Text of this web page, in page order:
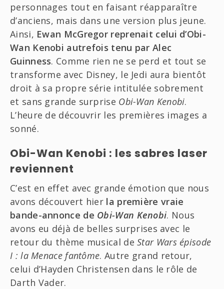
personnages tout en faisant réapparaître
d’anciens, mais dans une version plus jeune.
Ainsi, Ewan McGregor reprenait celui d’Obi-
Wan Kenobi autrefois tenu par Alec
Guinness. Comme rien ne se perd et tout se
transforme avec Disney, le Jedi aura bientôt
droit à sa propre série intitulée sobrement
et sans grande surprise Obi-Wan Kenobi.
L’heure de découvrir les premières images a
sonné.
Obi-Wan Kenobi : les sabres laser
reviennent
C’est en effet avec grande émotion que nous
avons découvert hier la première vraie
bande-annonce de Obi-Wan Kenobi. Nous
avons eu déjà de belles surprises avec le
retour du thème musical deStar Wars épisode
I : la Menace fantôme. Autre grand retour,
celui d’Hayden Christensen dans le rôle de
Darth Vader.